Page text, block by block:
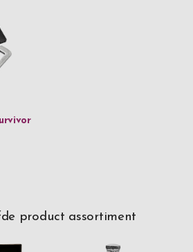
product assortiment